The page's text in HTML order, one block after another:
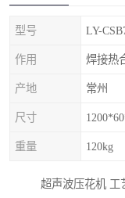
型号 LY-
作用 焊接热
产地 常州
尺寸
重量 120kg
超声波压花机 工